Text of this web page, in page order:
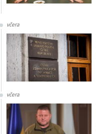
včera
včera